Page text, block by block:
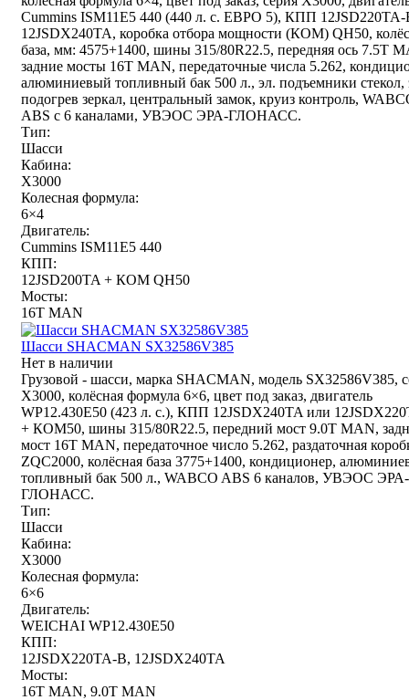
Cummins ISM11E5 440 (440 л. с. ЕВРО 5), КПП
12JSDX240TA, коробка отбора мощности (КОМ) QH50,
база, мм: 4575+1400, шины 315/80R22.5, передняя ось 7.5T
задние мосты 16T MAN, передаточные числа 5.262,
алюминиевый топливный бак 500 л., эл. подъемники стекол,
подогрев зеркал, центральный замок, круиз контроль,
ABS с 6 каналами, УВЭОС ЭРА-ГЛОНАСС.
Тип:
Шасси
Кабина:
X3000
Колесная формула:
6×4
Двигатель:
Cummins ISM11E5 440
КПП:
12JSD200TA + КОМ QH50
Мосты:
16T MAN
Шасси SHACMAN SX32586V385
Нет в наличии
Грузовой - шасси, марка SHACMAN, модель SX32586V385,
X3000, колёсная формула 6×6, цвет под заказ, двигатель
WP12.430E50 (423 л. с.), КПП 12JSDX240TA или
+ КОМ50, шины 315/80R22.5, передний мост 9.0T MAN,
мост 16T MAN, передаточное число 5.262, раздаточная
ZQC2000, колёсная база 3775+1400, кондиционер,
топливный бак 500 л., WABCO ABS 6 каналов, УВЭОС ЭРА-
ГЛОНАСС.
Тип:
Шасси
Кабина:
X3000
Колесная формула:
6×6
Двигатель:
WEICHAI WP12.430E50
КПП:
12JSDX220TA-B, 12JSDX240TA
Мосты:
16T MAN, 9.0T MAN